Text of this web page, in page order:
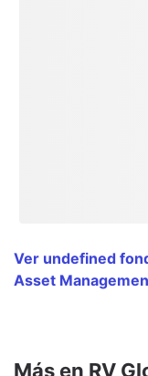
Ver undefined
Asset
Más en RV